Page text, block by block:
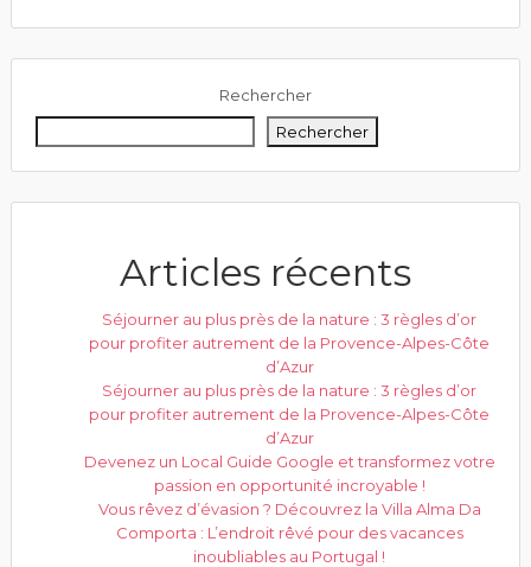
Rechercher
Rechercher
Articles récents
Séjourner au plus près de la nature : 3 règles d’or
pour profiter autrement de la Provence-Alpes-Côte
d’Azur
Séjourner au plus près de la nature : 3 règles d’or
pour profiter autrement de la Provence-Alpes-Côte
d’Azur
Devenez un Local Guide Google et transformez votre
passion en opportunité incroyable !
Vous rêvez d’évasion ? Découvrez la Villa Alma Da
Comporta : L’endroit rêvé pour des vacances
inoubliables au Portugal !